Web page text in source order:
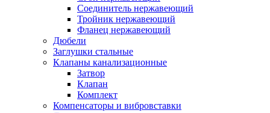
Соединитель нержавеющий
Тройник нержавеющий
Фланец нержавеющий
Дюбели
Заглушки стальные
Клапаны канализационные
Затвор
Клапан
Комплект
Компенсаторы и вибровставки